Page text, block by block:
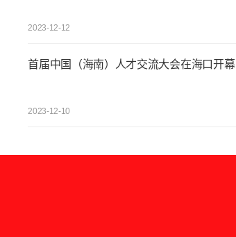
2023-12-12
首届中国（海南）人才交流大会在海口开幕
2023-12-10